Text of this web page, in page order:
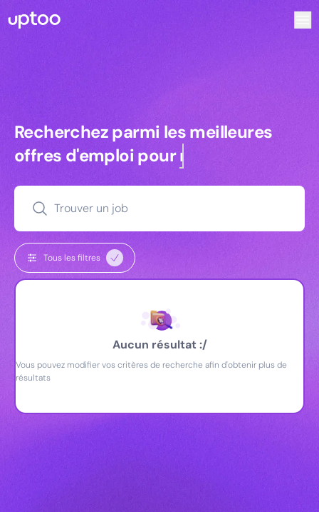
Recherchez parmi les meilleures
Recherchez parmi les meilleures
offres d'emploi pourcommerciaux
Trouver un job
Tous les filtres
Aucun résultat :/
Vous pouvez modifier vos critères de recherche afin d'obtenir plus de
résultats